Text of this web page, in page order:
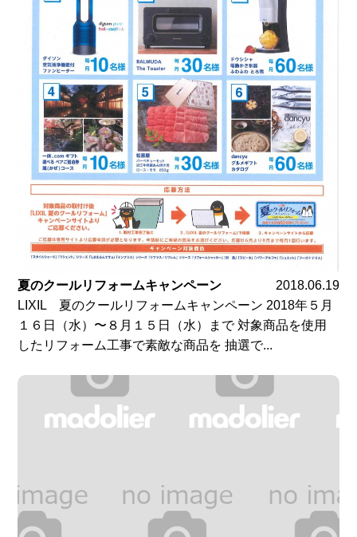
夏のクールリフォームキャンペーン
2018.06.19
LIXIL 夏のクールリフォームキャンペーン 2018年５月
１６日（水）〜８月１５日（水）まで 対象商品を使用
したリフォーム工事で素敵な商品を 抽選で...